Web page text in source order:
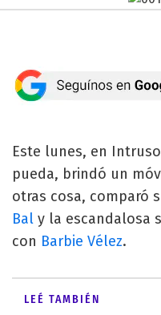
Este lunes, en
pueda, brindó un
otras cosa, comparó
Bal y la escandalosa
con Barbie Vélez.
LEÉ TAMBIÉN